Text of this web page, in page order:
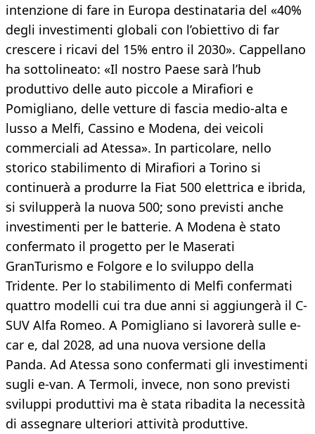
intenzione di fare in Europa destinataria del «40%
degli investimenti globali con l’obiettivo di far
crescere i ricavi del 15% entro il 2030». Cappellano
ha sottolineato: «Il nostro Paese sarà l’hub
produttivo delle auto piccole a Mirafiori e
Pomigliano, delle vetture di fascia medio-alta e
lusso a Melfi, Cassino e Modena, dei veicoli
commerciali ad Atessa». In particolare, nello
storico stabilimento di Mirafiori a Torino si
continuerà a produrre la Fiat 500 elettrica e ibrida,
si svilupperà la nuova 500; sono previsti anche
investimenti per le batterie. A Modena è stato
confermato il progetto per le Maserati
GranTurismo e Folgore e lo sviluppo della
Tridente. Per lo stabilimento di Melfi confermati
quattro modelli cui tra due anni si aggiungerà il C-
SUV Alfa Romeo. A Pomigliano si lavorerà sulle e-
car e, dal 2028, ad una nuova versione della
Panda. Ad Atessa sono confermati gli investimenti
sugli e-van. A Termoli, invece, non sono previsti
sviluppi produttivi ma è stata ribadita la necessità
di assegnare ulteriori attività produttive.